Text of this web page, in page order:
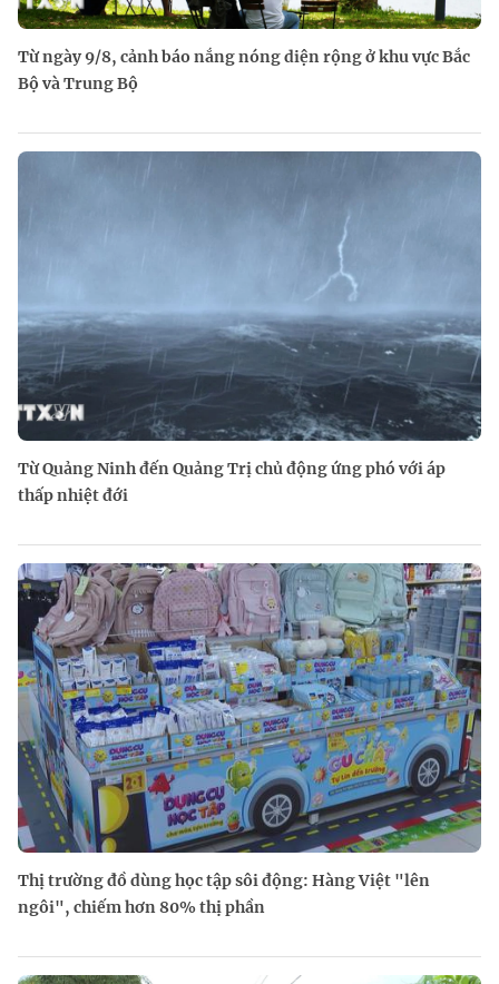
Từ ngày 9/8, cảnh báo nắng nóng diện rộng ở khu vực Bắc
Bộ và Trung Bộ
Từ Quảng Ninh đến Quảng Trị chủ động ứng phó với áp
thấp nhiệt đới
Thị trường đồ dùng học tập sôi động: Hàng Việt "lên
ngôi", chiếm hơn 80% thị phần